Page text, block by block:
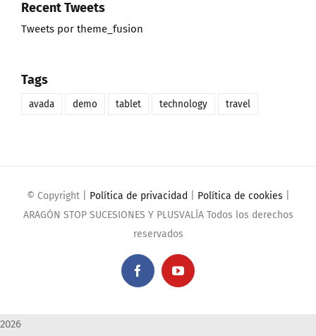
Recent Tweets
Tweets por theme_fusion
Tags
avada demo tablet technology travel
© Copyright Política de privacidad Política de cookies
ARAGÓN STOP SUCESIONES Y PLUSVALÍA Todos los derechos
reservados
FacebookYouTube
2026